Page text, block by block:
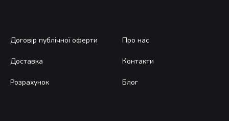
Договір публічної оферти
Доставка
Розрахунок
Про нас
Контакти
Блог